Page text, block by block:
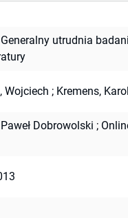
utrudnia
Wojciech ; Kremens,
Dobrowolski ;